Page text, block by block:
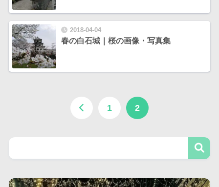
2018-04-04
春の白石城｜桜の画像・写真集
1 2